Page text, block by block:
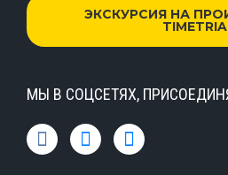
ЭКСКУРСИЯ НА
МЫ В СОЦСЕТЯХ,